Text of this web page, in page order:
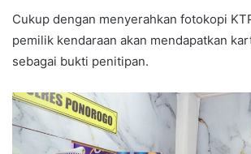
Cukup dengan menyerahkan fotokopi
pemilik kendaraan akan mendapatkan
sebagai bukti penitipan.